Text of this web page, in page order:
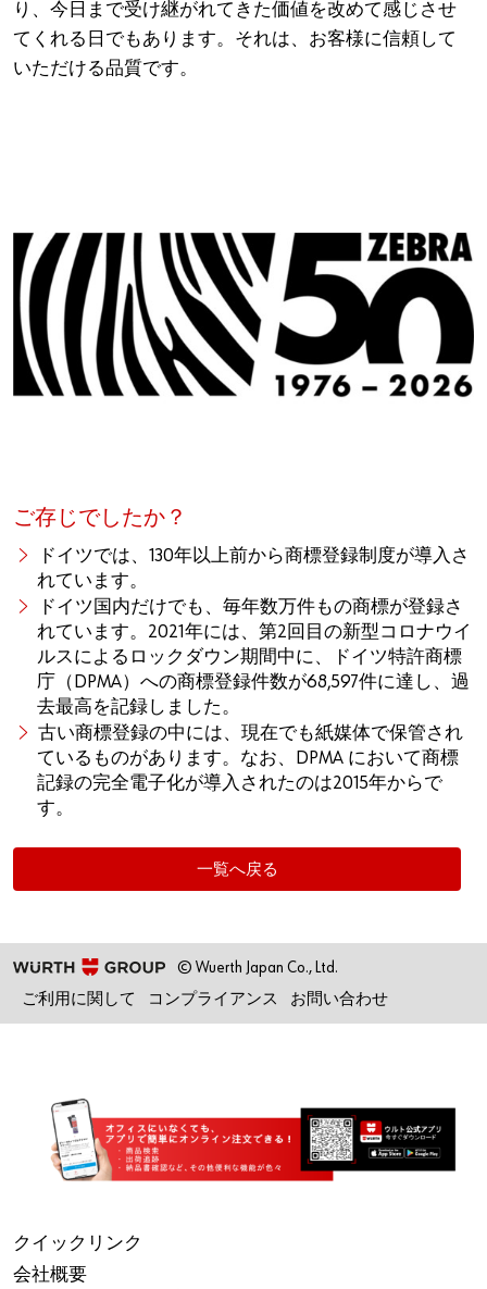
り、今日まで受け継がれてきた価値を改めて感じさせ
てくれる日でもあります。それは、お客様に信頼して
いただける品質です。
ご存じでしたか？
ドイツでは、130年以上前から商標登録制度が導入さ
れています。
ドイツ国内だけでも、毎年数万件もの商標が登録さ
れています。2021年には、第2回目の新型コロナウイ
ルスによるロックダウン期間中に、ドイツ特許商標
庁（DPMA）への商標登録件数が68,597件に達し、過
去最高を記録しました。
古い商標登録の中には、現在でも紙媒体で保管され
ているものがあります。なお、DPMA において商標
記録の完全電子化が導入されたのは2015年からで
す。
一覧へ戻る
© Wuerth Japan Co., Ltd.
ご利用に関して
コンプライアンス お問い合わせ
クイックリンク
会社概要